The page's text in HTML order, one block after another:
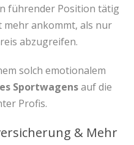
führender Position tätig
mehr ankommt, als nur
abzugreifen.
solch emotionalem
Sportwagensauf die
Profis.
& Mehr